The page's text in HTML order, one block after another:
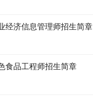
经济信息管理师招生简章
食品工程师招生简章